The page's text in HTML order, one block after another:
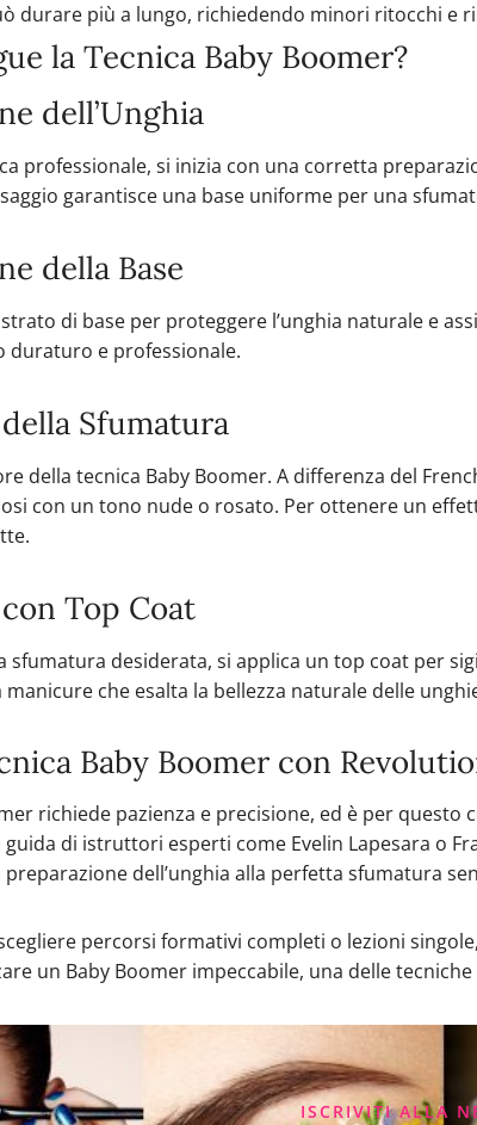
durare più a lungo, richiedendo minori ritocchi e
la Tecnica Baby Boomer?
dell’Unghia
professionale, si inizia con una corretta
garantisce una base uniforme per una
della Base
di base per proteggere l’unghia naturale e
duraturo e professionale.
Sfumatura
della tecnica Baby Boomer. A differenza del
con un tono nude o rosato. Per ottenere un
Top Coat
sfumatura desiderata, si applica un top coat per
che esalta la bellezza naturale delle
Baby Boomer con
richiede pazienza e precisione, ed è per
di istruttori esperti come Evelin Lapesara o
dell’unghia alla perfetta sfumatura
percorsi formativi completi o lezioni
un Baby Boomer impeccabile, una delle
ISCRIVITI ALLA